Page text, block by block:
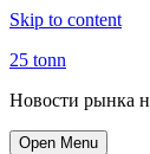
Skip to content
25 tonn
Новости рынка
Open Menu